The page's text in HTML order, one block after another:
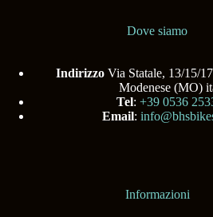
Dove siamo
Indirizzo Via Statale, 13/15/
Modenese (MO)
Tel:+39 0536
Email:
Informazioni